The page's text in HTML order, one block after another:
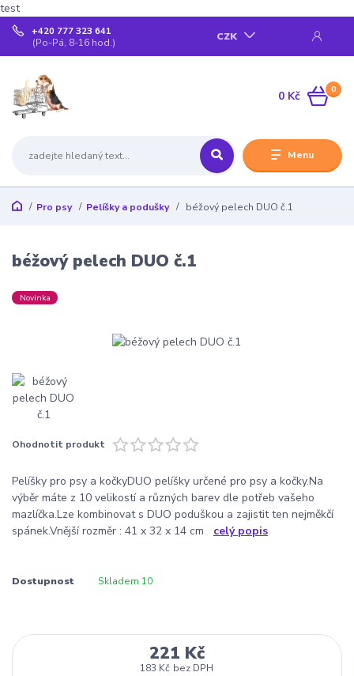
test
Menu
CZK
+420 777 323 641
(Po-Pá, 8-16 hod.)
0
0 Kč
Pro psy Pelíšky a podušky béžový pelech DUO č.1
béžový pelech DUO č.1
Novinka
Ohodnotit produkt
Pelíšky pro psy a kočkyDUO pelíšky určené pro psy a kočky.Na
výběr máte z 10 velikostí a různých barev dle potřeb vašeho
mazlíčka.Lze kombinovat s DUO poduškou a zajistit ten nejměkčí
spánek.Vnější rozměr : 41 x 32 x 14 cm celý popis
Dostupnost Skladem 10
221 Kč
183 Kč bez DPH